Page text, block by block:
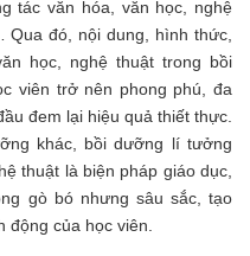
tác văn hóa, văn học, nghệ
đó, nội dung, hình thức,
học, nghệ thuật trong bồi
viên trở nên phong phú, đa
đem lại hiệu quả thiết thực.
khác, bồi dưỡng lí tưởng
thuật là biện pháp giáo dục,
gò bó nhưng sâu sắc, tạo
động của học viên.